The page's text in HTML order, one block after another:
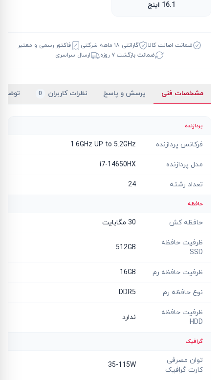
16.1 اینچ
ضمانت اصالت کالا گارانتی ۱۸ ماهه شرکتی
فاکتور رسمی و معتبر
ضمانت بازگشت ۷ روزه
ارسال سراسری
مشخصات فنی پرسش و پاسخ نظرات کاربران 0
پردازنده
فرکانس پردازنده 1.6GHz UP to 5.2GHz
مدل پردازنده i7-14650HX
تعداد رشته 24
حافظه
حافظه کش 30 مگابایت
ظرفیت حافظه
SSD
512GB
ظرفیت حافظه رم 16GB
نوع حافظه رم DDR5
ظرفیت حافظه
HDD
ندارد
گرافیک
توان مصرفی
کارت گرافیک
35-115W